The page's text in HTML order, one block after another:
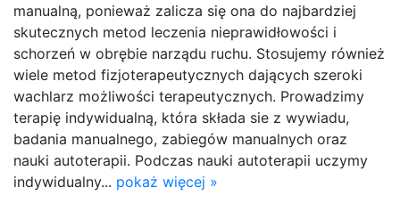
manualną, ponieważ zalicza się ona do najbardziej
skutecznych metod leczenia nieprawidłowości i
schorzeń w obrębie narządu ruchu. Stosujemy również
wiele metod fizjoterapeutycznych dających szeroki
wachlarz możliwości terapeutycznych. Prowadzimy
terapię indywidualną, która składa sie z wywiadu,
badania manualnego, zabiegów manualnych oraz
nauki autoterapii. Podczas nauki autoterapii uczymy
indywidualny... pokaż więcej »